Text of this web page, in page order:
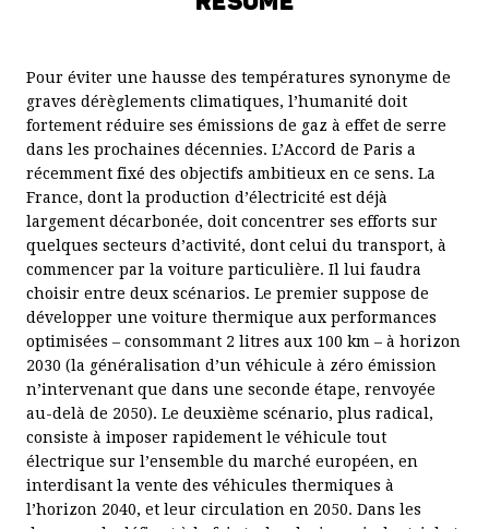
ACTIFS
COMPÉTITIVITÉ : QUE RESTE T-IL À FAIRE ?
QUELS PRINCIPES POUR UNE FISCALITÉ SIMPLIFIÉE ?
PROJET, MÉTHODE, ENSEIGNEMENTS
LES ACTIONS CRITIQUES
ACTIONS CRITIQUES – NOTE INTRODUCTIVE
LE VÉHICULE PROPRE AU SECOURS DU CLIMAT
QUELLE ARCHITECTURE POUR L’AVENIR DE LA ZONE EURO ?
QUELLE AUTONOMIE POUR LES ÉTABLISSEMENTS SCOLAIRES
?
REPENSER LA PROTECTION DES ACTIFS
QUELLE FISCALITÉ DU LOGEMENT ?
COMMENT RÉFORMER LA FISCALITÉ DES SUCCESSIONS ?
COMMENT RÉDUIRE LA SENSIBILITÉ DU SYSTÈME DE RETRAITE
RÉPONDRE À L’INNOVATION DISRUPTIVE
Pour éviter une hausse des températures synonyme de
graves dérèglements climatiques, l’humanité doit
fortement réduire ses émissions de gaz à effet de serre
dans les prochaines décennies. L’Accord de Paris a
récemment fixé des objectifs ambitieux en ce sens. La
France, dont la production d’électricité est déjà
largement décarbonée, doit concentrer ses efforts sur
quelques secteurs d’activité, dont celui du transport, à
commencer par la voiture particulière. Il lui faudra
choisir entre deux scénarios. Le premier suppose de
développer une voiture thermique aux performances
optimisées – consommant 2 litres aux 100 km – à horizon
2030 (la généralisation d’un véhicule à zéro émission
n’intervenant que dans une seconde étape, renvoyée
au-delà de 2050). Le deuxième scénario, plus radical,
consiste à imposer rapidement le véhicule tout
électrique sur l’ensemble du marché européen, en
interdisant la vente des véhicules thermiques à
l’horizon 2040, et leur circulation en 2050. Dans les